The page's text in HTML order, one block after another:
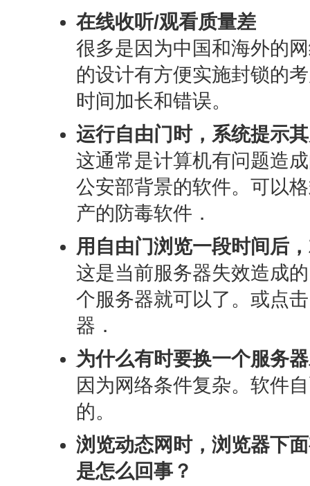
在线收听/观看质量差
很多是因为中国和海外的
的设计有方便实施封锁的
时间加长和错误。
运行自由门时，系统提示
这通常是计算机有问题造
公安部背景的软件。可以
产的防毒软件．
用自由门浏览一段时间后
这是当前服务器失效造成
个服务器就可以了。或点
器．
为什么有时要换一个服务
因为网络条件复杂。软件
的。
浏览动态网时，浏览器下
是怎么回事？